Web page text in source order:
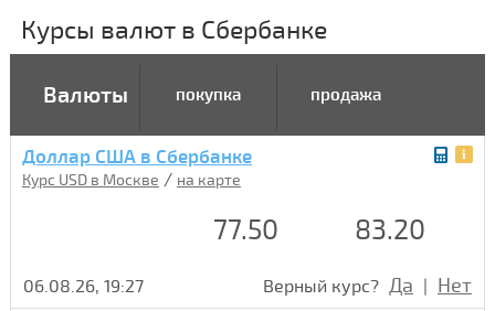
Курсы валют в Сбербанке
Валюты покупка продажа
Доллар США в Сбербанке
Курс USD в Москве / на карте
77.50 83.20
06.08.26, 19:27 Верный курс? Да | Нет